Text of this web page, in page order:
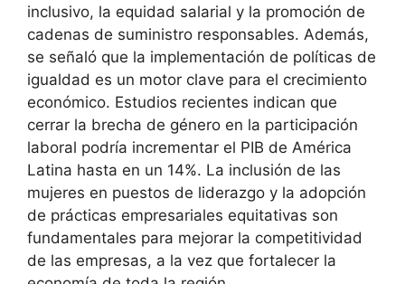
inclusivo, la equidad salarial y la promoción de
cadenas de suministro responsables. Además,
se señaló que la implementación de políticas de
igualdad es un motor clave para el crecimiento
económico. Estudios recientes indican que
cerrar la brecha de género en la participación
laboral podría incrementar el PIB de América
Latina hasta en un 14%. La inclusión de las
mujeres en puestos de liderazgo y la adopción
de prácticas empresariales equitativas son
fundamentales para mejorar la competitividad
de las empresas, a la vez que fortalecer la